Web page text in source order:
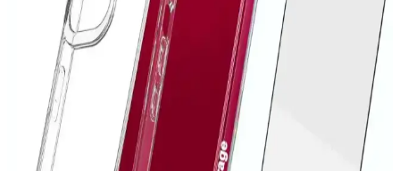
iPhone 14 Pro Max kılıflarında oluşan lekeleri önlemek ve
temizlemek için doğru yöntemler ve bakım ipuçlarıyla cihazınızın
estetiğini koruyun.
Xiaomi Redmi 10 için Çok Katmanlı Tam Koruma
Kılıfı İncelemesi ve Kullanıcı Yorumları
Xiaomi Redmi 10 için tasarlanmış çok katmanlı silikon kılıf, tam
koruma, şık tasarım ve kullanım kolaylığı sunar. Dayanıklı yapısı ve
estetik detaylarıyla cihazınızı güvenle koruyun.